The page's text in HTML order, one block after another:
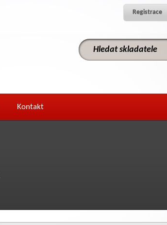
Registrace
Kontakt